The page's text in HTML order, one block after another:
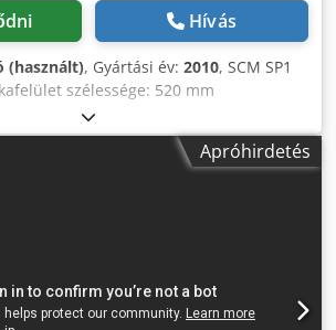
Hívás
(használt), Gyártási év: 2010, SCM SP1
szélessége: 520 mm
250 mm Elektromos vezérlésű
Élsimító tengely 4 késes
sebesség: 5/8/12/18 m/perc
Főmotor teljesítménye: 5,5 kW
Apróhirdetés